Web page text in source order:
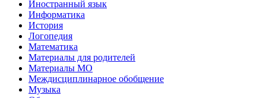
Иностранный язык
Информатика
История
Логопедия
Математика
Материалы для родителей
Материалы МО
Междисциплинарное обобщение
Музыка